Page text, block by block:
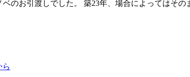
のお引渡しでした。 築23年、場合によってはそ
ら